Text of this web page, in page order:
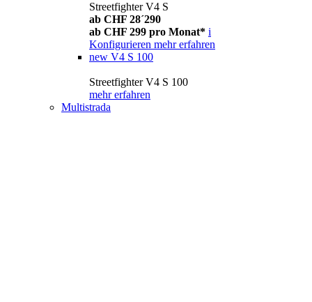
Streetfighter V4 S
ab CHF 28´290
ab CHF 299 pro Monat* i
Konfigurieren mehr erfahren
new V4 S 100
Streetfighter V4 S 100
mehr erfahren
Multistrada